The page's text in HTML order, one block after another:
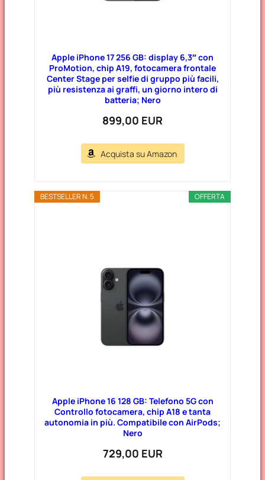
Apple iPhone 17 256 GB: display 6,3″ con
ProMotion, chip A19, fotocamera frontale
Center Stage per selfie di gruppo più facili,
più resistenza ai graffi, un giorno intero di
batteria; Nero
899,00 EUR
Acquista su Amazon
OFFERTA
BESTSELLER N. 5
Apple iPhone 16 128 GB: Telefono 5G con
Controllo fotocamera, chip A18 e tanta
autonomia in più. Compatibile con AirPods;
Nero
729,00 EUR